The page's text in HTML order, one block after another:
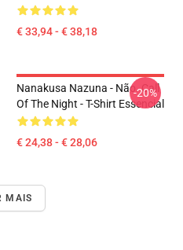
€ 33,94 - € 38,18
Nanakusa Nazuna - Não. Call
Of The Night - T-Shirt Essencial
€ 24,38 - € 28,06
-20%
MAIS